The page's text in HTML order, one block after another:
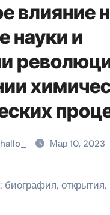
влияние
науки и
Мар 10, 2023